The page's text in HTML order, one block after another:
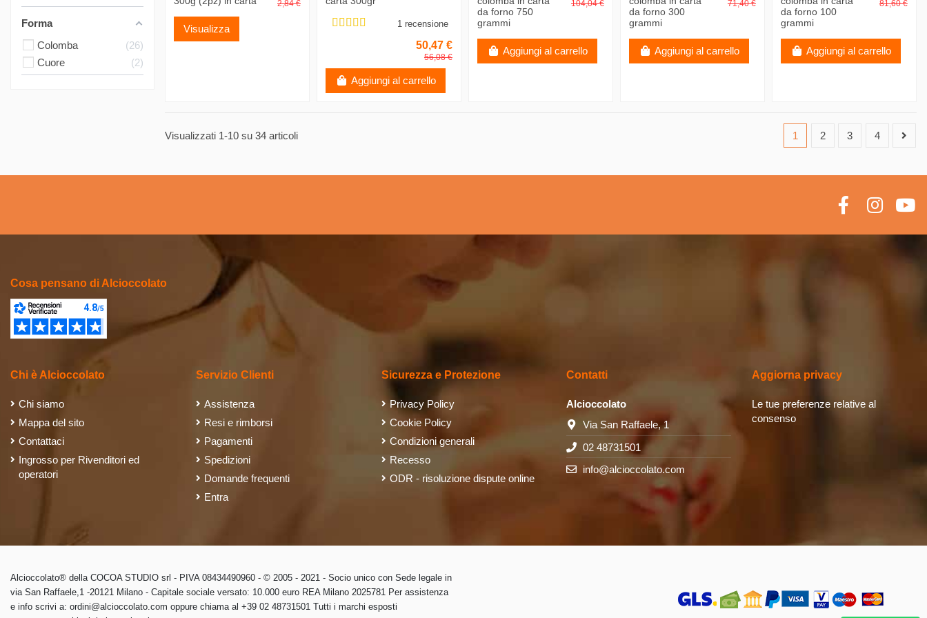
2,84 €
Visualizza 1 recensione
50,47 €
56,08 €
Aggiungi al carrello
da forno 750
grammi
104,04 €
Aggiungi al carrello
da forno 300
grammi
71,40 €
Aggiungi al carrello
da forno 100
grammi
81,60 €
Aggiungi al carrello
Visualizzati 1-10 su 34 articoli 1 2 3 4
Forma
Colomba
26
Cuore
2
Cosa pensano di Alcioccolato
Chi è Alcioccolato
Chi siamo
Mappa del sito
Contattaci
Ingrosso per Rivenditori ed
operatori
Servizio Clienti
Assistenza
Resi e rimborsi
Pagamenti
Spedizioni
Domande frequenti
Entra
Sicurezza e Protezione
Privacy Policy
Cookie Policy
Condizioni generali
Recesso
ODR - risoluzione dispute online
Contatti
Alcioccolato
Via San Raffaele, 1
02 48731501
info@alcioccolato.com
Aggiorna privacy
Le tue preferenze relative al
consenso
Alcioccolato® della COCOA STUDIO srl - PIVA 08434490960 - © 2005 - 2021 - Socio unico con Sede legale in
via San Raffaele,1 -20121 Milano - Capitale sociale versato: 10.000 euro REA Milano 2025781 Per assistenza
e info scrivi a: ordini@alcioccolato.com oppure chiama al +39 02 48731501 Tutti i marchi esposti